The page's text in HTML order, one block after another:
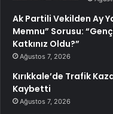
Ak Partili Vekilden Ay
Memnu” Sorusu:
Katkınız Oldu?”
Ağustos 7, 2026
Kırıkkale’de Trafik
Kaybetti
Ağustos 7, 2026